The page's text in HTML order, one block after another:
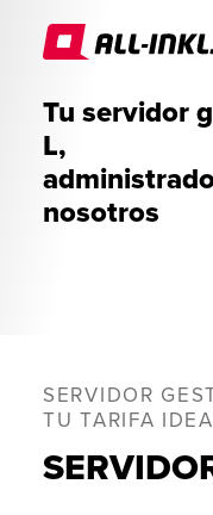
Tu servidor
L,
nosotros
SERVIDOR
TU TARIFA